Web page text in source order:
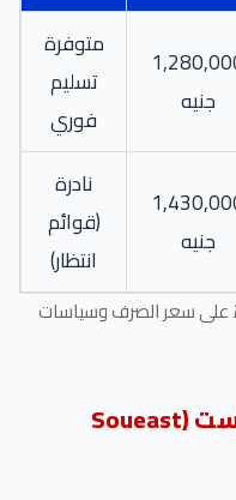
جنيه
متوفرة
تسليم
فوري
جنيه
نادرة
(قوائم
انتظار)
سعر الصرف وسياسات
شبكة مراكز صيانة ساو إيست (Soueast